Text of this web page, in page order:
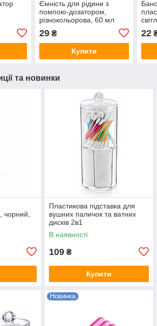
Ємність для рідини з
помпою-дозатором,
різнокольорова, 60 мл
29₴
Купити
22
та новинки
чорний,
Пластикова підставка для
вушних паличок та ватних
дисків 2в1
В наявності
109 ₴
Купити
Новинка